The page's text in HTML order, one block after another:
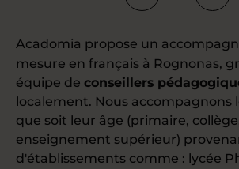
Acadomia propose un
mesure en français à Rognonas,
équipe de conseillers
localement. Nous accompagnons
que soit leur âge (primaire,
enseignement supérieur)
d'établissements comme : lycée